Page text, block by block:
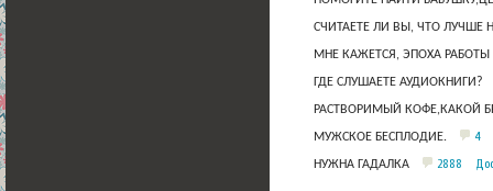
СЧИТАЕТЕ ЛИ ВЫ, ЧТО ЛУЧШЕ
МНЕ КАЖЕТСЯ, ЭПОХА
ГДЕ СЛУШАЕТЕ АУДИОКНИГИ?
РАСТВОРИМЫЙ КОФЕ,КАКОЙ
МУЖСКОЕ БЕСПЛОДИЕ. 4
НУЖНА ГАДАЛКА 2888